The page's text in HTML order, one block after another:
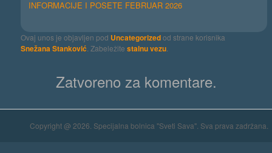
INFORMACIJE I POSETE FEBRUAR 2026
Ovaj unos je objavljen pod Uncategorizedod strane korisnika
Snežana Stanković . Zabeležitestalnu vezu
Zatvoreno za komentare.
Copyright @ 2026. Specijalna bolnica "Sveti Sava". Sva prava zadržana.